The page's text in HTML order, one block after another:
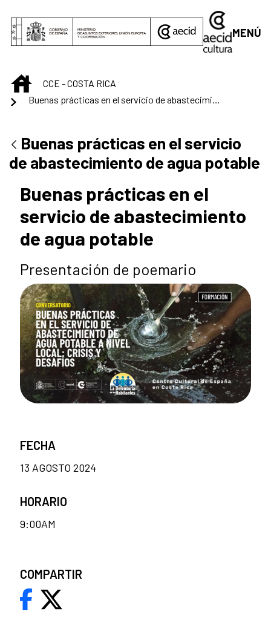
MENÚ
INICIO
CCE - COSTA RICA
Buenas prácticas en el servicio
de abastecimiento de agua potable
Buenas prácticas en el
servicio de abastecimiento
de agua potable
Presentación de poemario
FECHA
13 AGOSTO 2024
HORARIO
9:00AM
COMPARTIR